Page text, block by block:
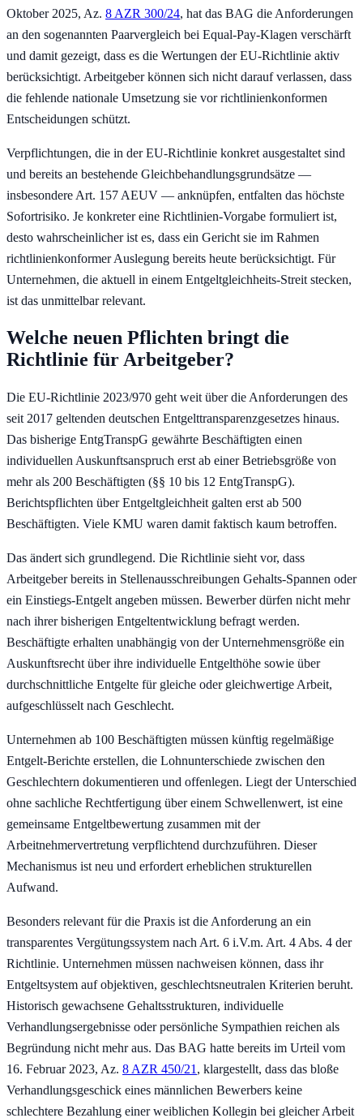
Oktober 2025, Az. 8 AZR 300/24, hat das BAG die Anforderungen
an den sogenannten Paarvergleich bei Equal-Pay-Klagen verschärft
und damit gezeigt, dass es die Wertungen der EU-Richtlinie aktiv
berücksichtigt. Arbeitgeber können sich nicht darauf verlassen, dass
die fehlende nationale Umsetzung sie vor richtlinienkonformen
Entscheidungen schützt.
Verpflichtungen, die in der EU-Richtlinie konkret ausgestaltet sind
und bereits an bestehende Gleichbehandlungsgrundsätze —
insbesondere Art. 157 AEUV — anknüpfen, entfalten das höchste
Sofortrisiko. Je konkreter eine Richtlinien-Vorgabe formuliert ist,
desto wahrscheinlicher ist es, dass ein Gericht sie im Rahmen
richtlinienkonformer Auslegung bereits heute berücksichtigt. Für
Unternehmen, die aktuell in einem Entgeltgleichheits-Streit stecken,
ist das unmittelbar relevant.
Welche neuen Pflichten bringt die
Richtlinie für Arbeitgeber?
Die EU-Richtlinie 2023/970 geht weit über die Anforderungen des
seit 2017 geltenden deutschen Entgelttransparenzgesetzes hinaus.
Das bisherige EntgTranspG gewährte Beschäftigten einen
individuellen Auskunftsanspruch erst ab einer Betriebsgröße von
mehr als 200 Beschäftigten (§§ 10 bis 12 EntgTranspG).
Berichtspflichten über Entgeltgleichheit galten erst ab 500
Beschäftigten. Viele KMU waren damit faktisch kaum betroffen.
Das ändert sich grundlegend. Die Richtlinie sieht vor, dass
Arbeitgeber bereits in Stellenausschreibungen Gehalts-Spannen oder
ein Einstiegs-Entgelt angeben müssen. Bewerber dürfen nicht mehr
nach ihrer bisherigen Entgeltentwicklung befragt werden.
Beschäftigte erhalten unabhängig von der Unternehmensgröße ein
Auskunftsrecht über ihre individuelle Entgelthöhe sowie über
durchschnittliche Entgelte für gleiche oder gleichwertige Arbeit,
aufgeschlüsselt nach Geschlecht.
Unternehmen ab 100 Beschäftigten müssen künftig regelmäßige
Entgelt-Berichte erstellen, die Lohnunterschiede zwischen den
Geschlechtern dokumentieren und offenlegen. Liegt der Unterschied
ohne sachliche Rechtfertigung über einem Schwellenwert, ist eine
gemeinsame Entgeltbewertung zusammen mit der
Arbeitnehmervertretung verpflichtend durchzuführen. Dieser
Mechanismus ist neu und erfordert erheblichen strukturellen
Aufwand.
Besonders relevant für die Praxis ist die Anforderung an ein
transparentes Vergütungssystem nach Art. 6 i.V.m. Art. 4 Abs. 4 der
Richtlinie. Unternehmen müssen nachweisen können, dass ihr
Entgeltsystem auf objektiven, geschlechtsneutralen Kriterien beruht.
Historisch gewachsene Gehaltsstrukturen, individuelle
Verhandlungsergebnisse oder persönliche Sympathien reichen als
Begründung nicht mehr aus. Das BAG hatte bereits im Urteil vom
16. Februar 2023, Az. 8 AZR 450/21 , klargestellt, dass das bloße
Verhandlungsgeschick eines männlichen Bewerbers keine
schlechtere Bezahlung einer weiblichen Kollegin bei gleicher Arbeit